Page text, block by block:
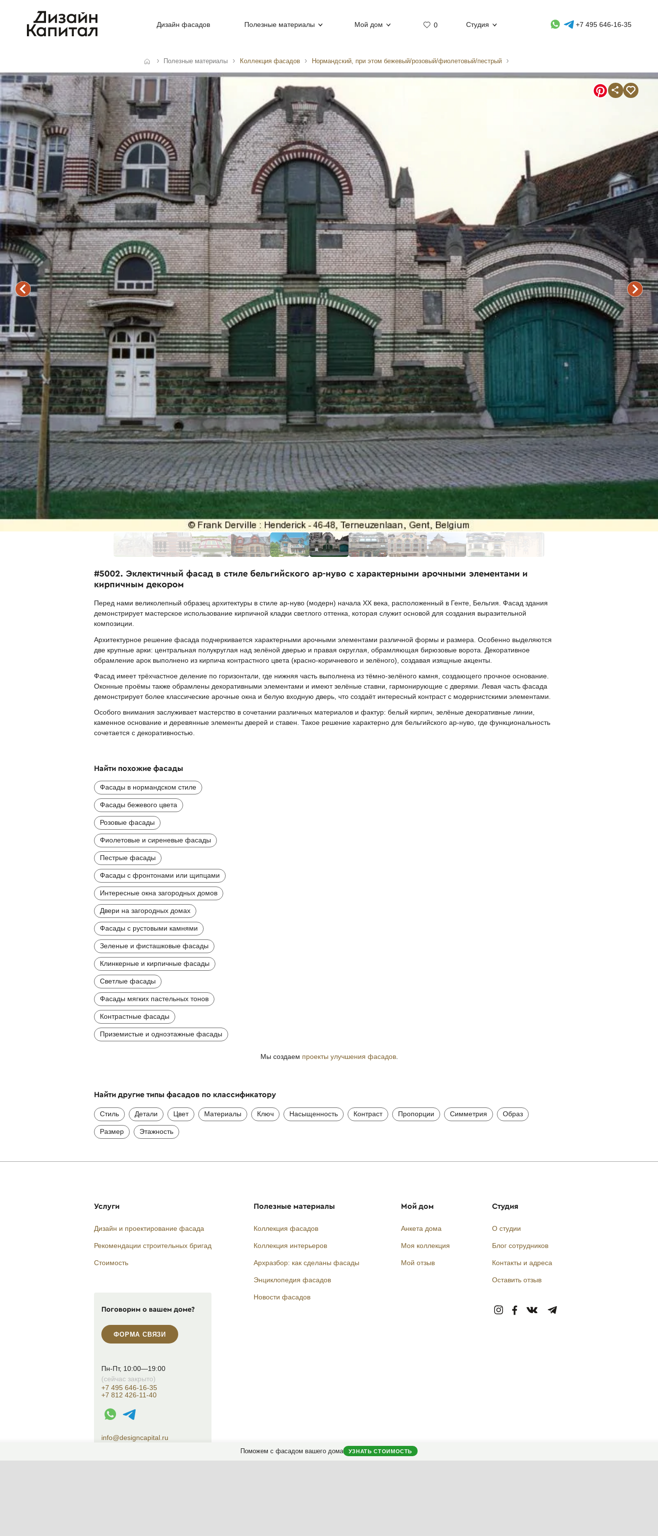
Дизайн фасадов Полезные материалы Мой дом 0 Студия Whatsapp контакт
Telegram контакт
+7 495 646-16-35
Полезные материалы Коллекция фасадов Нормандский, при этом бежевый/розовый/фиолетовый/пестрый
#5002. Эклектичный фасад в стиле бельгийского ар-нуво с характерными арочными элементами и
кирпичным декором
Перед нами великолепный образец архитектуры в стиле ар-нуво (модерн) начала XX века, расположенный в Генте, Бельгия. Фасад здания
демонстрирует мастерское использование кирпичной кладки светлого оттенка, которая служит основой для создания выразительной
композиции.
Архитектурное решение фасада подчеркивается характерными арочными элементами различной формы и размера. Особенно выделяются
две крупные арки: центральная полукруглая над зелёной дверью и правая округлая, обрамляющая бирюзовые ворота. Декоративное
обрамление арок выполнено из кирпича контрастного цвета (красно-коричневого и зелёного), создавая изящные акценты.
Фасад имеет трёхчастное деление по горизонтали, где нижняя часть выполнена из тёмно-зелёного камня, создающего прочное основание.
Оконные проёмы также обрамлены декоративными элементами и имеют зелёные ставни, гармонирующие с дверями. Левая часть фасада
демонстрирует более классические арочные окна и белую входную дверь, что создаёт интересный контраст с модернистскими элементами.
Особого внимания заслуживает мастерство в сочетании различных материалов и фактур: белый кирпич, зелёные декоративные линии,
каменное основание и деревянные элементы дверей и ставен. Такое решение характерно для бельгийского ар-нуво, где функциональность
сочетается с декоративностью.
Найти похожие фасады
Фасады в нормандском стиле
Фасады бежевого цвета
Розовые фасады
Фиолетовые и сиреневые фасады
Пестрые фасады
Фасады с фронтонами или щипцами
Интересные окна загородных домов
Двери на загородных домах
Фасады с рустовыми камнями
Зеленые и фисташковые фасады
Клинкерные и кирпичные фасады
Светлые фасады
Фасады мягких пастельных тонов
Контрастные фасады
Приземистые и одноэтажные фасады
Мы создаем проекты улучшения фасадов.
Найти другие типы фасадов по классификатору
Стиль Детали Цвет Материалы Ключ Насыщенность Контраст Пропорции Симметрия Образ
Размер Этажность
Поможем с фасадом вашего дома УЗНАТЬ СТОИМОСТЬ
Услуги
Дизайн и проектирование фасада
Рекомендации строительных бригад
Стоимость
Поговорим о вашем доме?
ФОРМА СВЯЗИ
Пн-Пт, 10:00—19:00
(сейчас закрыто)
+7 495 646-16-35
+7 812 426-11-40
WhatsApp контакт
Telegram контакт
info@designcapital.ru
Полезные материалы
Коллекция фасадов
Коллекция интерьеров
Архразбор: как сделаны фасады
Энциклопедия фасадов
Новости фасадов
Мой дом
Анкета дома
Моя коллекция
Мой отзыв
Студия
О студии
Блог сотрудников
Контакты и адреса
Оставить отзыв